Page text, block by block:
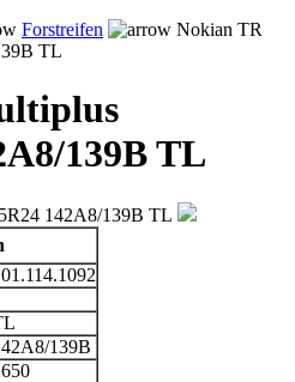
Forstreifen
Nokian TR
TL
139B TL
139B